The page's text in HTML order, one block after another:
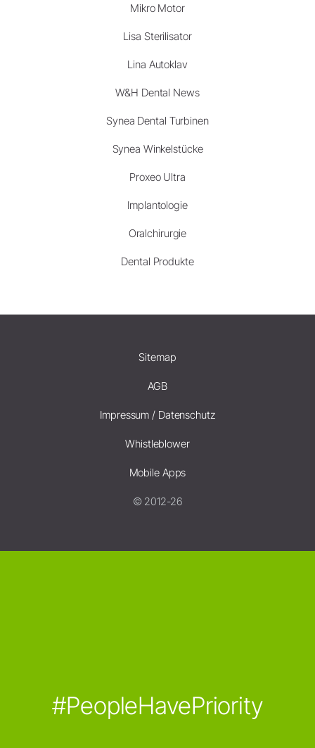
Mikro Motor
Lisa Sterilisator
Lina Autoklav
W&H Dental News
Synea Dental Turbinen
Synea Winkelstücke
Proxeo Ultra
Implantologie
Oralchirurgie
Dental Produkte
Sitemap
AGB
Impressum / Datenschutz
Whistleblower
Mobile Apps
© 2012-26
#PeopleHavePriority